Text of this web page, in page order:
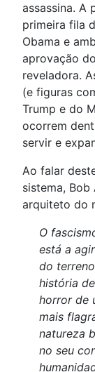
assassina. A
primeira fila
Obama e
aprovação
reveladora.
(e figuras
Trump e do
ocorrem
servir e
Ao falar
sistema,
arquiteto do
O
está a
do
história
horror de
mais
natureza
no seu